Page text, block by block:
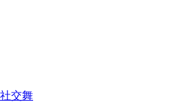
社交舞